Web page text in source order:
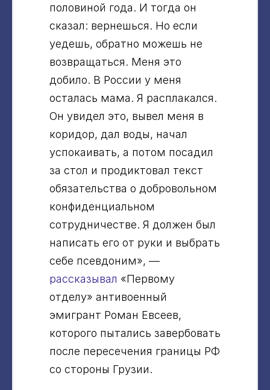
половиной года. И тогда он
сказал: вернешься. Но если
уедешь, обратно можешь не
возвращаться. Меня это
добило. В России у меня
осталась мама. Я расплакался.
Он увидел это, вывел меня в
коридор, дал воды, начал
успокаивать, а потом посадил
за стол и продиктовал текст
обязательства о добровольном
конфиденциальном
сотрудничестве. Я должен был
написать его от руки и выбрать
себе псевдоним», —
рассказывал «Первому
отделу» антивоенный
эмигрант Роман Евсеев,
которого пытались завербовать
после пересечения границы РФ
со стороны Грузии.